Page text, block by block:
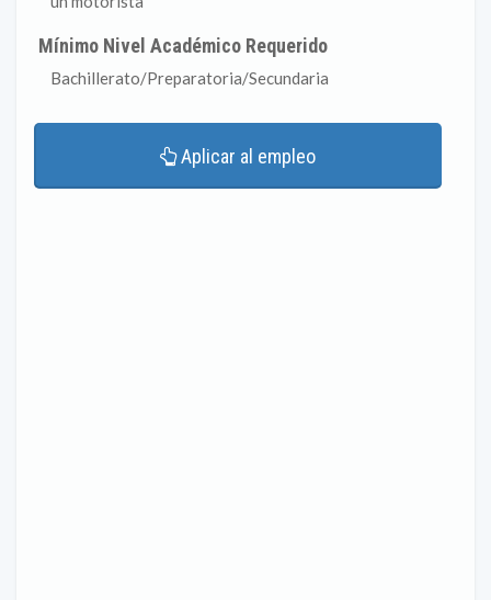
Mínimo Nivel Académico Requerido
Bachillerato/Preparatoria/Secundaria
Aplicar al empleo